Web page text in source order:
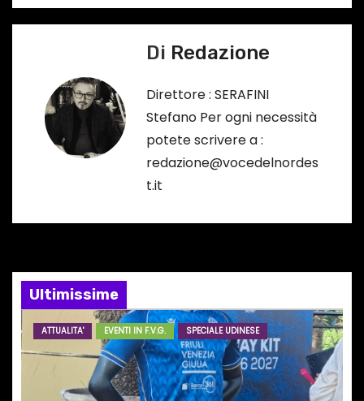
i
n
a
r
t
Di Redazione
Direttore : SERAFINI
Stefano Per ogni necessità
potete scrivere a :
redazione@vocedelnordes
t.it
Ultimissime
ATTUALITA' EVENTI IN F.V.G. SPECIALE UDINESE